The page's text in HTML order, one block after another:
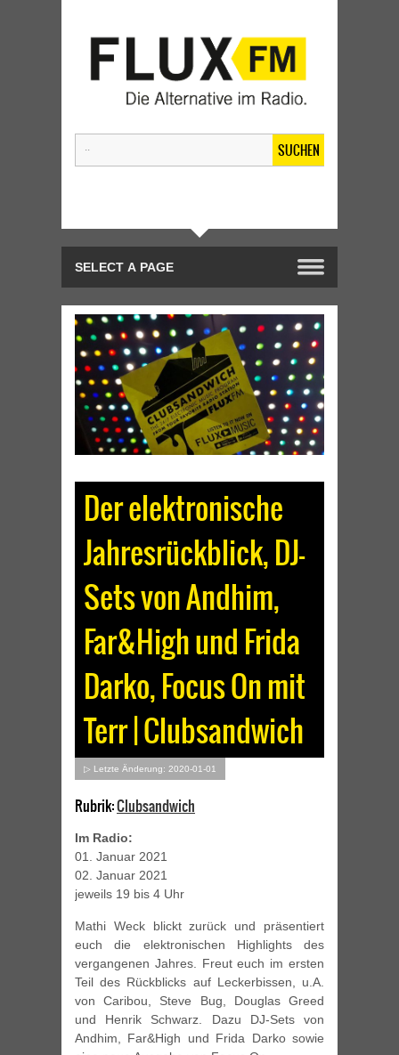
SUCHEN
Der elektronische
Jahresrückblick, DJ-
Sets von Andhim,
Far&High und Frida
Darko, Focus On mit
Terr | Clubsandwich
▷ Letzte Änderung: 2020-01-01
Rubrik:Clubsandwich
Im Radio:
01. Januar 2021
02. Januar 2021
jeweils 19 bis 4 Uhr
Mathi Weck blickt zurück und präsentiert
euch die elektronischen Highlights des
vergangenen Jahres. Freut euch im ersten
Teil des Rückblicks auf Leckerbissen, u.A.
von Caribou, Steve Bug, Douglas Greed
und Henrik Schwarz. Dazu DJ-Sets von
Andhim, Far&High und Frida Darko sowie